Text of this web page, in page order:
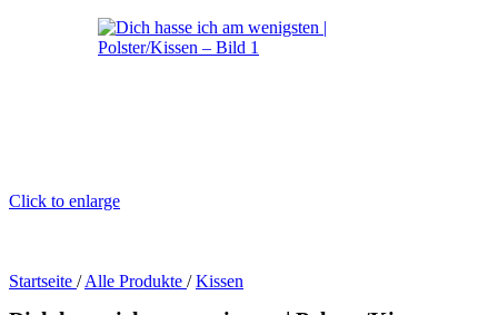
Click to enlarge
Startseite / Alle Produkte / Kissen